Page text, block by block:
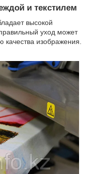
и текстилем
высокой
уход может
качества изображения.